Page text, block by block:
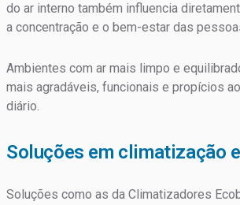
do ar interno também influencia
a concentração e o bem-estar das
Ambientes com ar mais limpo e
mais agradáveis, funcionais e propícios
diário.
Soluções em climatização
Soluções como as da Climatizadores